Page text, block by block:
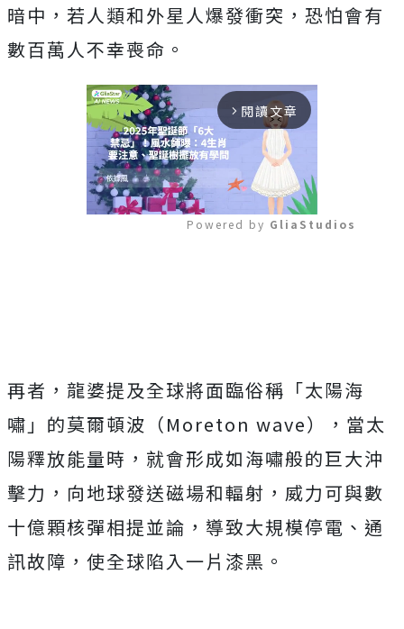
暗中，若人類和外星人爆發衝突，恐怕會有
數百萬人不幸喪命。
arrow_forward_ios 閱讀文章
Powered by GliaStudios
再者，龍婆提及全球將面臨俗稱「太陽海
嘯」的莫爾頓波（Moreton wave），當太
陽釋放能量時，就會形成如海嘯般的巨大沖
擊力，向地球發送磁場和輻射，威力可與數
十億顆核彈相提並論，導致大規模停電、通
訊故障，使全球陷入一片漆黑。